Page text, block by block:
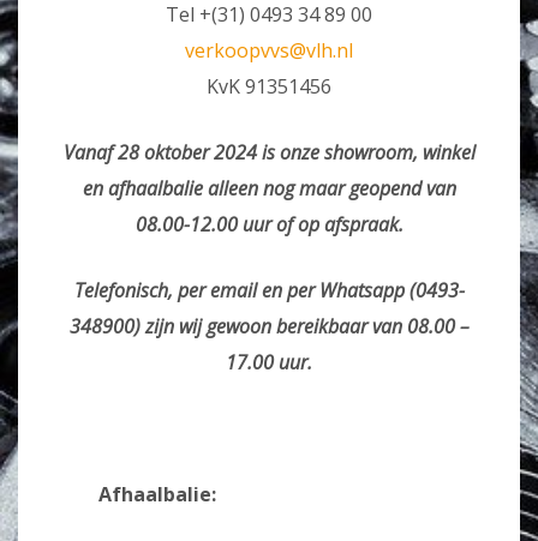
Tel +(31) 0493 34 89 00
verkoopvvs@vlh.nl
KvK 91351456
Vanaf 28 oktober 2024 is onze showroom, winkel
en afhaalbalie alleen nog maar geopend van
08.00-12.00 uur of op afspraak.
Telefonisch, per email en per Whatsapp (0493-
348900) zijn wij gewoon bereikbaar van 08.00 –
17.00 uur.
Afhaalbalie: